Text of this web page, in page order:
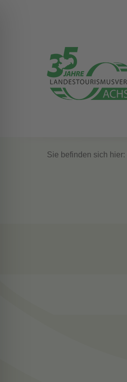
Sie befinden sich hier: